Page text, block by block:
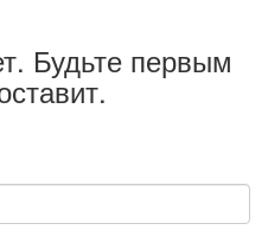
Будьте первым